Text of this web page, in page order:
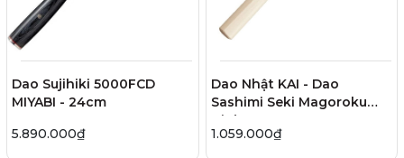
Dao Sujihiki 5000FCD
MIYABI - 24cm
5.890.000₫
Dao Nhật KAI - Dao
Sashimi Seki Magoroku
Ginju - 21cm
1.059.000₫